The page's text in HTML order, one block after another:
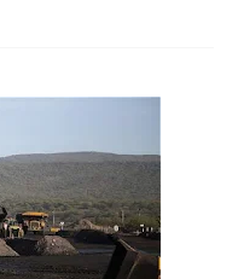
el
pro